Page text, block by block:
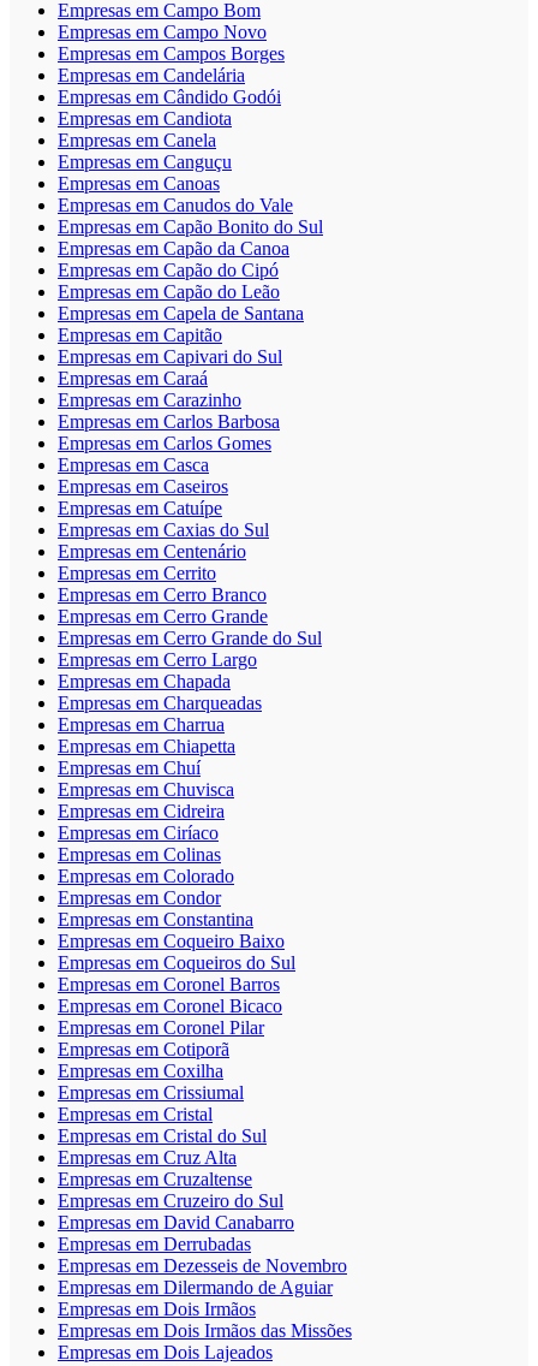
Empresas em Campo Bom
Empresas em Campo Novo
Empresas em Campos Borges
Empresas em Candelária
Empresas em Cândido Godói
Empresas em Candiota
Empresas em Canela
Empresas em Canguçu
Empresas em Canoas
Empresas em Canudos do Vale
Empresas em Capão Bonito do Sul
Empresas em Capão da Canoa
Empresas em Capão do Cipó
Empresas em Capão do Leão
Empresas em Capela de Santana
Empresas em Capitão
Empresas em Capivari do Sul
Empresas em Caraá
Empresas em Carazinho
Empresas em Carlos Barbosa
Empresas em Carlos Gomes
Empresas em Casca
Empresas em Caseiros
Empresas em Catuípe
Empresas em Caxias do Sul
Empresas em Centenário
Empresas em Cerrito
Empresas em Cerro Branco
Empresas em Cerro Grande
Empresas em Cerro Grande do Sul
Empresas em Cerro Largo
Empresas em Chapada
Empresas em Charqueadas
Empresas em Charrua
Empresas em Chiapetta
Empresas em Chuí
Empresas em Chuvisca
Empresas em Cidreira
Empresas em Ciríaco
Empresas em Colinas
Empresas em Colorado
Empresas em Condor
Empresas em Constantina
Empresas em Coqueiro Baixo
Empresas em Coqueiros do Sul
Empresas em Coronel Barros
Empresas em Coronel Bicaco
Empresas em Coronel Pilar
Empresas em Cotiporã
Empresas em Coxilha
Empresas em Crissiumal
Empresas em Cristal
Empresas em Cristal do Sul
Empresas em Cruz Alta
Empresas em Cruzaltense
Empresas em Cruzeiro do Sul
Empresas em David Canabarro
Empresas em Derrubadas
Empresas em Dezesseis de Novembro
Empresas em Dilermando de Aguiar
Empresas em Dois Irmãos
Empresas em Dois Irmãos das Missões
Empresas em Dois Lajeados